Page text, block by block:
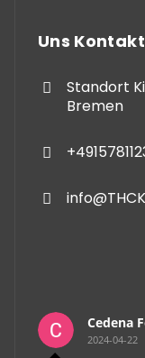
Uns
Standort
Bremen
Cedena
2024-04-22